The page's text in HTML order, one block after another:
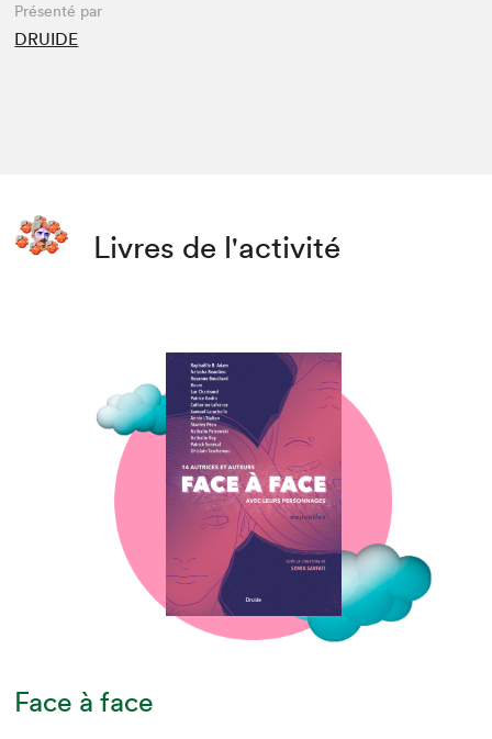
Présenté par
DRUIDE
Livres de l'activité
Face à face